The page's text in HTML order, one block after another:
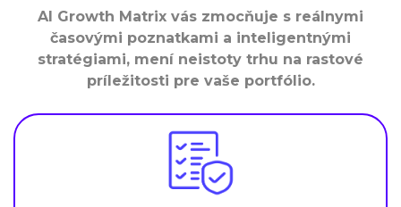
AI Growth Matrix vás zmocňuje s reálnymi
časovými poznatkami a inteligentnými
stratégiami, mení neistoty trhu na rastové
príležitosti pre vaše portfólio.